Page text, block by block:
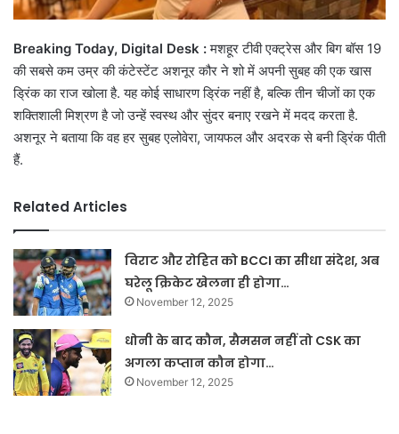
Breaking Today, Digital Desk :मशहूर टीवी एक्ट्रेस और बिग बॉस 19
की सबसे कम उम्र की कंटेस्टेंट अशनूर कौर ने शो में अपनी सुबह की एक खास
ड्रिंक का राज खोला है. यह कोई साधारण ड्रिंक नहीं है, बल्कि तीन चीजों का एक
शक्तिशाली मिश्रण है जो उन्हें स्वस्थ और सुंदर बनाए रखने में मदद करता है.
अशनूर ने बताया कि वह हर सुबह एलोवेरा, जायफल और अदरक से बनी ड्रिंक पीती
हैं.
Related Articles
विराट और रोहित को BCCI का सीधा संदेश, अब
घरेलू क्रिकेट खेलना ही होगा…
November 12, 2025
धोनी के बाद कौन, सैमसन नहीं तो CSK का
अगला कप्तान कौन होगा…
November 12, 2025